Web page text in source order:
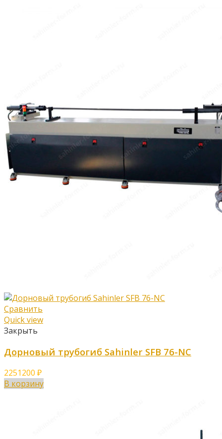
Сравнить
Quick view
Закрыть
Дорновый трубогиб Sahinler SFB 76-NC
2251200 ₽
В корзину